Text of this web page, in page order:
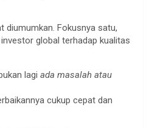
diumumkan. Fokusnya satu,
global terhadap kualitas
lagi ada masalah atau
cukup cepat dan